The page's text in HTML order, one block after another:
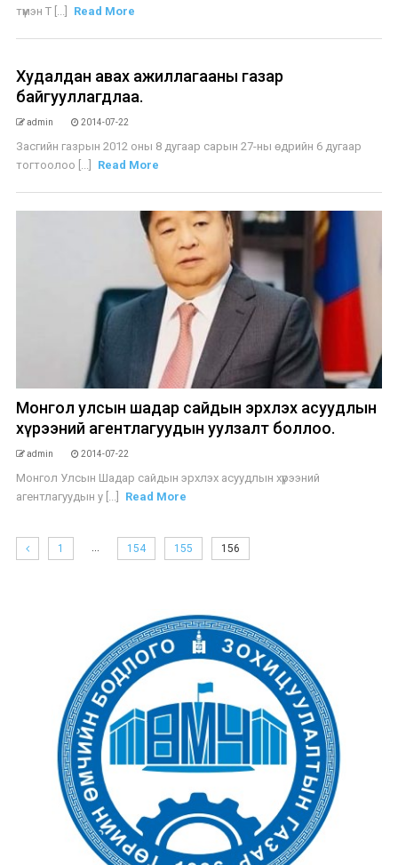
түмэн Т [...]
Read More
Худалдан авах ажиллагааны газар
байгууллагдлаа.
admin 2014-07-22
Засгийн газрын 2012 оны 8 дугаар сарын 27-ны өдрийн 6 дугаар
тогтоолоо [...]
Read More
Монгол улсын шадар сайдын эрхлэх асуудлын
хүрээний агентлагуудын уулзалт боллоо.
admin 2014-07-22
Монгол Улсын Шадар сайдын эрхлэх асуудлын хүрээний
агентлагуудын у [...]
Read More
1 … 154 155 156